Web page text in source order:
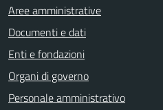
Aree amministrative
Documenti e dati
Enti e fondazioni
Organi di governo
Personale amministrativo